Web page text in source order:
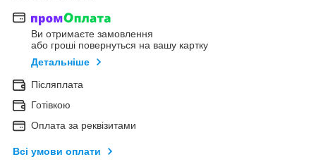
Ви отримаєте замовлення
або гроші повернуться на вашу картку
Детальніше
Післяплата
Готівкою
Оплата за реквізитами
Всі умови оплати